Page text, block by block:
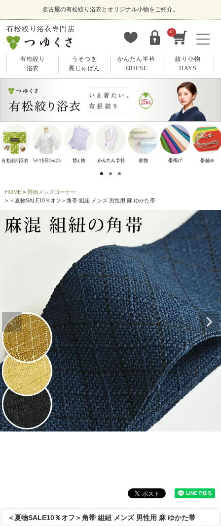
名古屋の有松絞り浴衣とオリジナル小物をご紹介。
有松絞り浴衣専門店 0
有松絞り
浴衣
うそつき
長じゅばん
かんたん半衿
ERIESE
絞り小物
DAYS
HOME
男物メンズコーナー
＜夏物SALE10％オフ＞角帯 組紐 メンズ 男性用 麻 ゆかた帯
＜夏物SALE10％オフ＞角帯 組紐 メンズ 男性用 麻 ゆかた帯